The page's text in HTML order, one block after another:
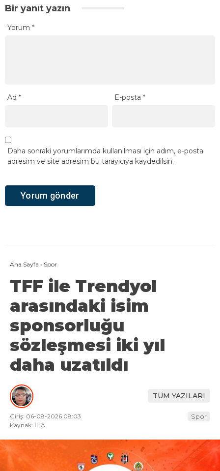
Bir yanıt yazın
Yorum *
Ad * E-posta*
Daha sonraki yorumlarımda kullanılması için adım, e-posta
adresim ve site adresim bu tarayıcıya kaydedilsin.
Ana Sayfa › Spor
TFF ile Trendyol
arasındaki isim
sponsorluğu
sözleşmesi iki yıl
daha uzatıldı
TÜM YAZILARI
Giriş: 06-08-2026 08:03
Kaynak: İHA
Spor